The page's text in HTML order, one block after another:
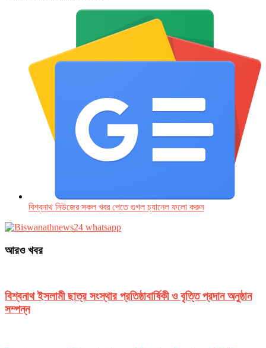
বিশ্বনাথ নিউজের সকল খবর পেতে গুগল চ‌্যানেল ফলো করুন
আরও খবর
বিশ্বনাথ ইসলামী ছাত্র সংস্থার প্রতিষ্ঠাবার্ষিকী ও বৃত্তি প্রদান অনুষ্ঠান
সম্পন্ন